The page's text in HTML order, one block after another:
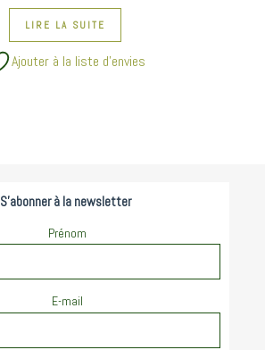
LIRE LA SUITE
Ajouter à la liste d’envies
S'abonner à la newsletter
Prénom
E-mail